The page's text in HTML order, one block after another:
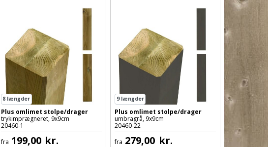
8 længder
Plus omlimet stolpe/drager
trykimprægneret, 9x9cm
20460-1
fra 199,00 kr.
9 længder
Plus omlimet stolpe/drager
umbragrå, 9x9cm
20460-22
fra 279,00 kr.